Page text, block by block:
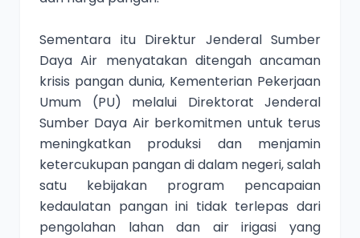
Sementara itu Direktur Jenderal Sumber
Daya Air menyatakan ditengah ancaman
krisis pangan dunia, Kementerian Pekerjaan
Umum (PU) melalui Direktorat Jenderal
Sumber Daya Air berkomitmen untuk terus
meningkatkan produksi dan menjamin
ketercukupan pangan di dalam negeri, salah
satu kebijakan program pencapaian
kedaulatan pangan ini tidak terlepas dari
pengolahan lahan dan air irigasi yang